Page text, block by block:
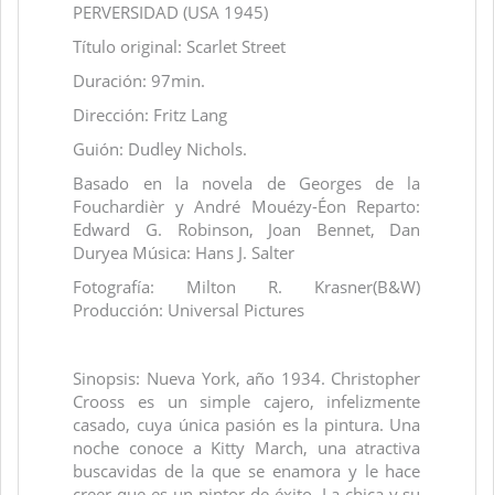
PERVERSIDAD (USA 1945)
Título original: Scarlet Street
Duración: 97min.
Dirección: Fritz Lang
Guión: Dudley Nichols.
Basado en la novela de Georges de la
Fouchardièr y André Mouézy-Éon Reparto:
Edward G. Robinson, Joan Bennet, Dan
Duryea Música: Hans J. Salter
Fotografía: Milton R. Krasner(B&W)
Producción: Universal Pictures
Sinopsis: Nueva York, año 1934. Christopher
Crooss es un simple cajero, infelizmente
casado, cuya única pasión es la pintura. Una
noche conoce a Kitty March, una atractiva
buscavidas de la que se enamora y le hace